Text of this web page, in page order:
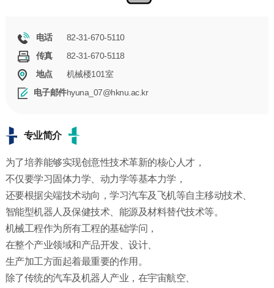
电话
82-31-670-5110
传真
82-31-670-5118
地点
机械楼101室
电子邮件hyuna_07@hknu.ac.kr
专业简介
为了培养能够实现创意性技术革新的核心人才，
不仅要学习固体力学、动力学等基本力学，
还要根据尖端技术动向，学习汽车及飞机等自主移动技术、
智能型机器人及保健技术、能源及材料替代技术等。
机械工程作为所有工程的基础学问，
在整个产业领域和产品开发、设计、
生产加工方面起着最重要的作用。
除了传统的汽车及机器人产业，在宇宙航空、